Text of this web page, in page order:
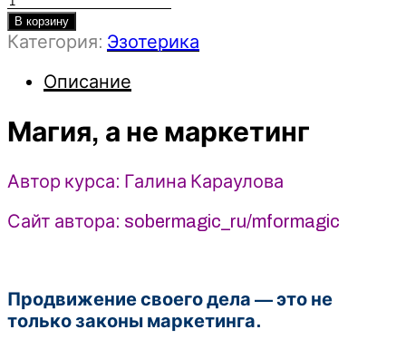
товара
Магия,
не
-
Караулова
(2025)
Магия
без
В корзину
Категория: Эзотерика
Описание
Магия, а не маркетинг
Автор курса: Галина Караулова
Сайт автора: sobermagic_ru/mformagic
Продвижение своего дела — это не
только законы маркетинга.